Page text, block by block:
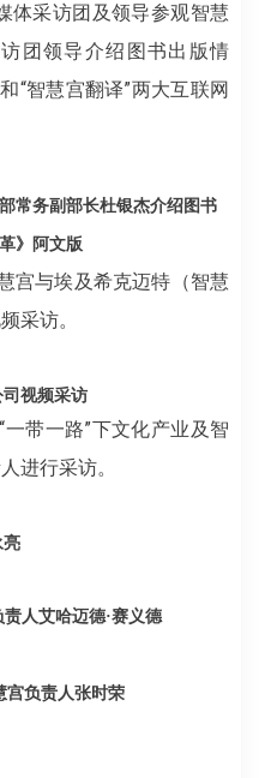
体采访团及领导参观智慧
团领导介绍图书出版情
“智慧宫翻译”两大互联网
常务副部长杜银杰介绍图书
》阿文版
宫与埃及希克迈特（智慧
采访。
视频采访
带一路”下文化产业及智
进行采访。
亮
人艾哈迈德·赛义德
宫负责人张时荣